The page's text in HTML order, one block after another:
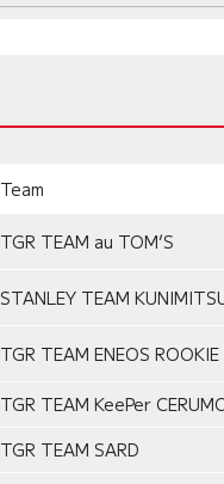
Team
TGR TEAM au TOM’S
STANLEY TEAM
TGR TEAM ENEOS ROOKIE
TGR TEAM KeePer
TGR TEAM SARD